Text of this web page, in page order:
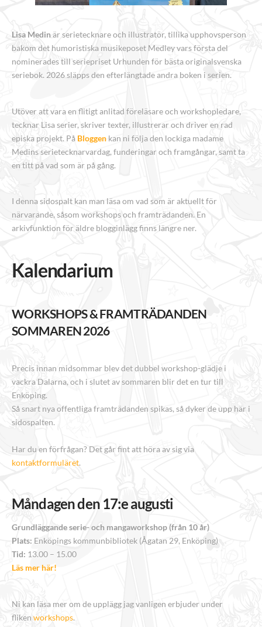
Lisa Medinär serietecknare och illustratör, tillika upphovsperson
bakom det humoristiska musikeposet Medley vars första del
nominerades till seriepriset Urhunden för bästa originalsvenska
seriebok. 2026 släpps den efterlängtade andra boken i serien.
Utöver att vara en flitigt anlitad föreläsare och workshopledare,
tecknar Lisa serier, skriver texter, illustrerar och driver en rad
episka projekt. På Bloggen kan ni följa den lockiga madame
Medins serietecknarvardag, funderingar och framgångar, samt ta
en titt på vad som är på gång.
I denna sidospalt kan man läsa om vad som är aktuellt för
närvarande, såsom workshops och framträdanden. En
arkivfunktion för äldre blogginlägg finns längre ner.
Kalendarium
WORKSHOPS & FRAMTRÄDANDEN
SOMMAREN 2026
Precis innan midsommar blev det dubbel workshop-glädje i
vackra Dalarna, och i slutet av sommaren blir det en tur till
Enköping.
Så snart nya offentliga framträdanden spikas, så dyker de upp här i
sidospalten.
Har du en förfrågan? Det går fint att höra av sig via
kontaktformuläret.
Måndagen den 17:e augusti
Grundläggande serie- och mangaworkshop (från 10 år)
Plats: Enköpings kommunbibliotek (Ågatan 29, Enköping)
Tid: 13.00 – 15.00
Läs mer här!
Ni kan läsa mer om de upplägg jag vanligen erbjuder under
fliken workshops.